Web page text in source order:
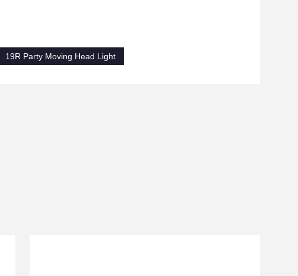
19R Party Moving Head Light